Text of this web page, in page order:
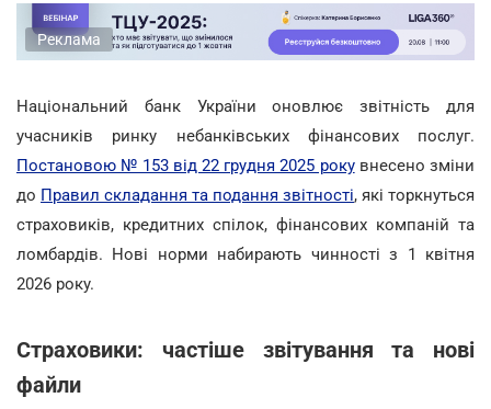
Реклама
Національний банк України оновлює звітність для
учасників ринку небанківських фінансових послуг.
Постановою № 153 від 22 грудня 2025 рокувнесено зміни
до Правил складання та подання звітності, які торкнуться
страховиків, кредитних спілок, фінансових компаній та
ломбардів. Нові норми набирають чинності з 1 квітня
2026 року.
Страховики: частіше звітування та нові
файли